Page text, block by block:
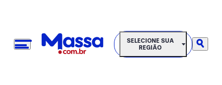
SELECIONE SUA REGIÃO
SELECIONE SUA
REGIÃO